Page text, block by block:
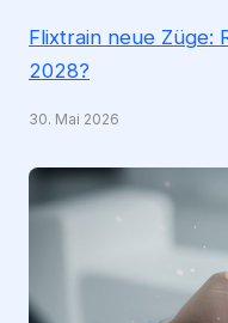
Flixtrain neue Züge:
2028?
30. Mai 2026